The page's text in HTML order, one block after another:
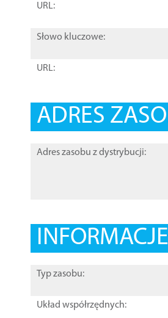
URL:
Słowo kluczowe:
URL:
ADRES
Adres zasobu z dystrybucji:
Typ zasobu:
Układ współrzędnych: